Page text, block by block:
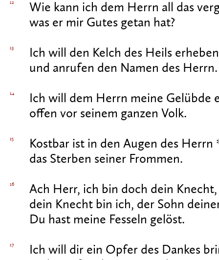
12
Wie kann ich dem Herrn all das
was er mir Gutes getan hat?
13
Ich will den Kelch des Heils
und anrufen den Namen des Herrn.
14
Ich will dem Herrn meine Gelübde
offen vor seinem ganzen Volk.
15
Kostbar ist in den Augen des Herrn
das Sterben seiner Frommen.
16
Ach Herr, ich bin doch dein Knecht,
dein Knecht bin ich, der Sohn
Du hast meine Fesseln gelöst.
17
Ich will dir ein Opfer des Dankes